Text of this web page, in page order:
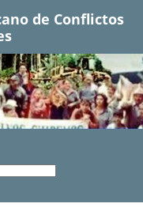
de Conflictos